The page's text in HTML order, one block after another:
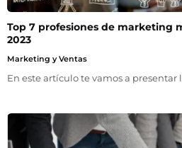
Top 7 profesiones de marketing
2023
Marketing y Ventas
En este artículo te vamos a presentar